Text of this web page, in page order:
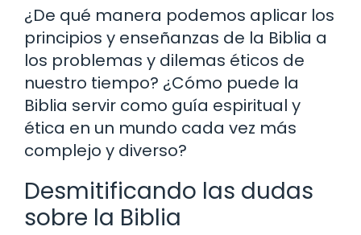
¿De qué manera podemos aplicar los
principios y enseñanzas de la Biblia a
los problemas y dilemas éticos de
nuestro tiempo? ¿Cómo puede la
Biblia servir como guía espiritual y
ética en un mundo cada vez más
complejo y diverso?
Desmitificando las dudas
sobre la Biblia